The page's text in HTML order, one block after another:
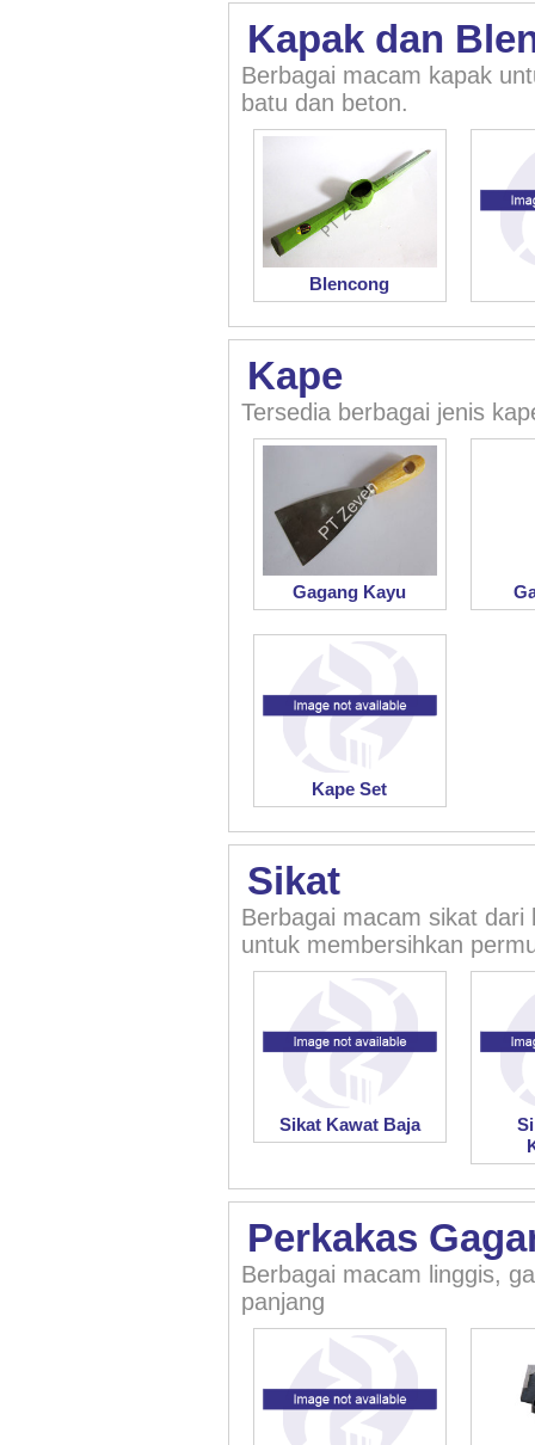
Kapak dan
Berbagai macam kapak
batu dan beton.
Blencong
Kape
Tersedia berbagai jenis
Gagang Kayu
Kape Set
Sikat
Berbagai macam sikat
untuk membersihkan
Sikat Kawat Baja
Perkakas
Berbagai macam linggis,
panjang